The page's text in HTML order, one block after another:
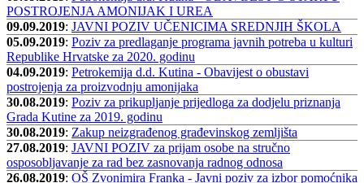
POSTROJENJA AMONIJAK I UREA
09.09.2019: JAVNI POZIV UČENICIMA SREDNJIH ŠKOLA
05.09.2019: Poziv za predlaganje programa javnih potreba u kulturi
Republike Hrvatske za 2020. godinu
04.09.2019: Petrokemija d.d. Kutina - Obavijest o obustavi
postrojenja za proizvodnju amonijaka
30.08.2019: Poziv za prikupljanje prijedloga za dodjelu priznanja
Grada Kutine za 2019. godinu
30.08.2019: Zakup neizgrađenog građevinskog zemljišta
27.08.2019: JAVNI POZIV za prijam osobe na stručno
osposobljavanje za rad bez zasnovanja radnog odnosa
26.08.2019: OŠ Zvonimira Franka - Javni poziv za izbor pomoćnika